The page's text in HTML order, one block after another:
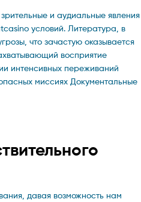
и аудиальные явления
условий. Литература, в
что зачастую оказывается
восприятие
интенсивных переживаний
миссиях Документальные
давая возможность нам